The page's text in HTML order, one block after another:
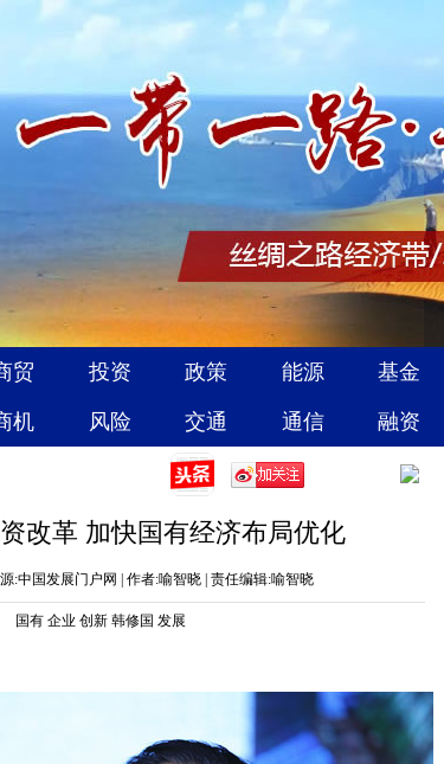
改革 加快国有经济布局优化
:中国发展门户网 | 作者:喻智晓 | 责任编辑:喻智晓
国有 企业 创新 韩修国 发展